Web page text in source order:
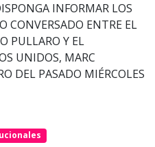
INFORMAR LOS
CONVERSADO ENTRE EL
PULLARO Y EL
UNIDOS, MARC
DEL PASADO MIÉRCOLES